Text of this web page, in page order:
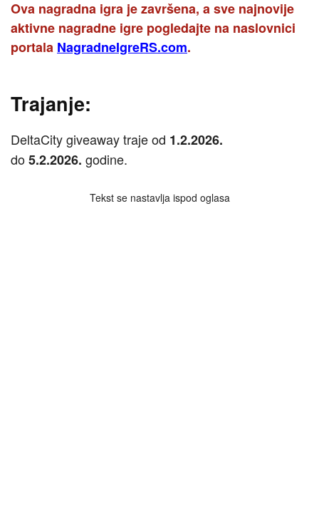
Ova nagradna igra je završena, a sve najnovije
aktivne nagradne igre pogledajte na naslovnici
portala NagradneIgreRS.com.
Trajanje:
DeltaCity giveaway traje od 1.2.2026.
do5.2.2026. godine.
Tekst se nastavlja ispod oglasa